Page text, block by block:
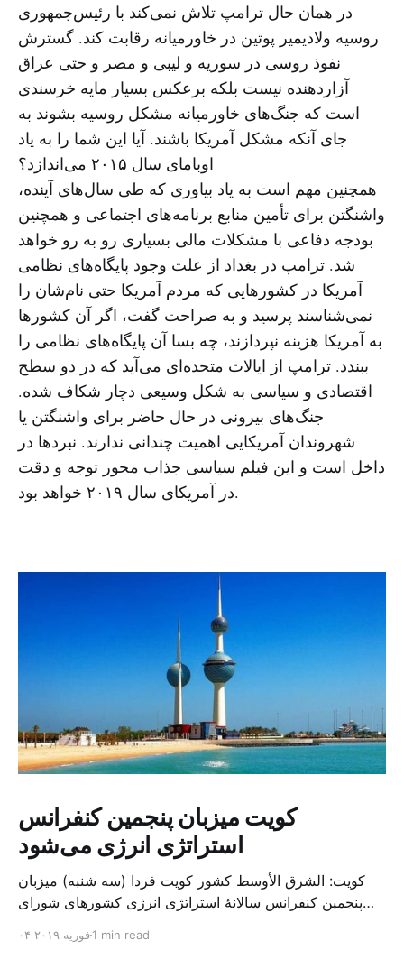
در همان حال ترامپ تلاش نمی‌کند با رئیس‌جمهوری
روسیه ولادیمیر پوتین در خاورمیانه رقابت کند. گسترش
نفوذ روسی در سوریه و لیبی و مصر و حتی عراق
آزاردهنده نیست بلکه برعکس بسیار مایه خرسندی
است که جنگ‌های خاورمیانه مشکل روسیه بشوند به
جای آنکه مشکل آمریکا باشند. آیا این شما را به یاد
اوبامای سال ۲۰۱۵ می‌اندازد؟
همچنین مهم است به یاد بیاوری که طی سال‌های آینده،
واشنگتن برای تأمین منابع برنامه‌های اجتماعی و همچنین
بودجه دفاعی با مشکلات مالی بسیاری رو به رو خواهد
شد. ترامپ در بغداد از علت وجود پایگاه‌های نظامی
آمریکا در کشورهایی که مردم آمریکا حتی نام‌شان را
نمی‌شناسند پرسید و به صراحت گفت، اگر آن کشورها
به آمریکا هزینه نپردازند، چه بسا آن پایگاه‌های نظامی را
ببندد. ترامپ از ایالات متحده‌ای می‌آید که در دو سطح
اقتصادی و سیاسی به شکل وسیعی دچار شکاف شده.
جنگ‌های بیرونی در حال حاضر برای واشنگتن یا
شهروندان آمریکایی اهمیت چندانی ندارند. نبردها در
داخل است و این فیلم سیاسی جذاب محور توجه و دقت
در آمریکای سال ۲۰۱۹ خواهد بود.
کویت میزبان پنجمین کنفرانس
استراتژی انرژی می‌شود
کویت: الشرق الأوسط کشور کویت فردا (سه شنبه) میزبان
پنجمین کنفرانس سالانهٔ استراتژی انرژی کشورهای شورای
متخصص از شرکت‌های جهانی نفت و گاز در این کنفرانس
۰۴ فوریه ۲۰۱۹1 min read